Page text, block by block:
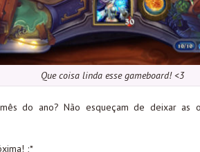
Que coisa linda esse gameboard! <3
do ano? Não esqueçam de deixar as
;*